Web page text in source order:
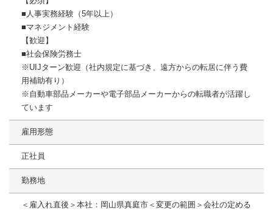
■人事実務経験（5年以上）
■マネジメント経験
【歓迎】
■社会保険労務士
※UIJターン歓迎（社内規定に基づき、遠方からの転居に伴う費
用補助有り）
※自動車部品メーカーや電子部品メーカーからの転職者が活躍し
ています
雇用形態
正社員
勤務地
＜雇入れ直後＞本社：岡山県真庭市＜変更の範囲＞会社の定める